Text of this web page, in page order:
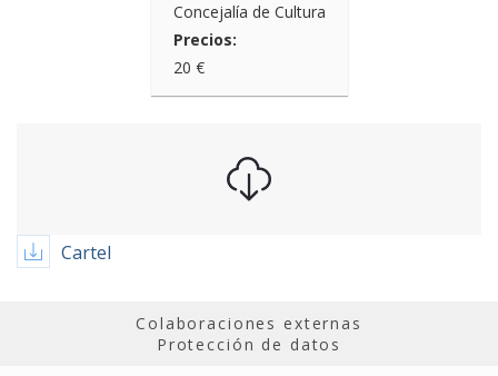
Concejalía de Cultura
Precios:
20 €
Cartel
Colaboraciones externas
Protección de datos